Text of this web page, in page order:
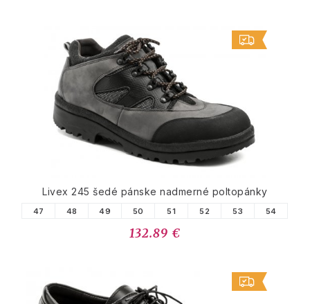
Livex 245 šedé pánske nadmerné poltopánky
47 48 49 50 51 52 53 54
132.89 €